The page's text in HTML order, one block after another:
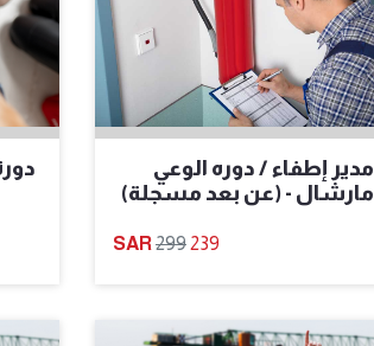
مدير إطفاء / دوره الوعي
مارشال - (عن بعد مسجلة)​
299239